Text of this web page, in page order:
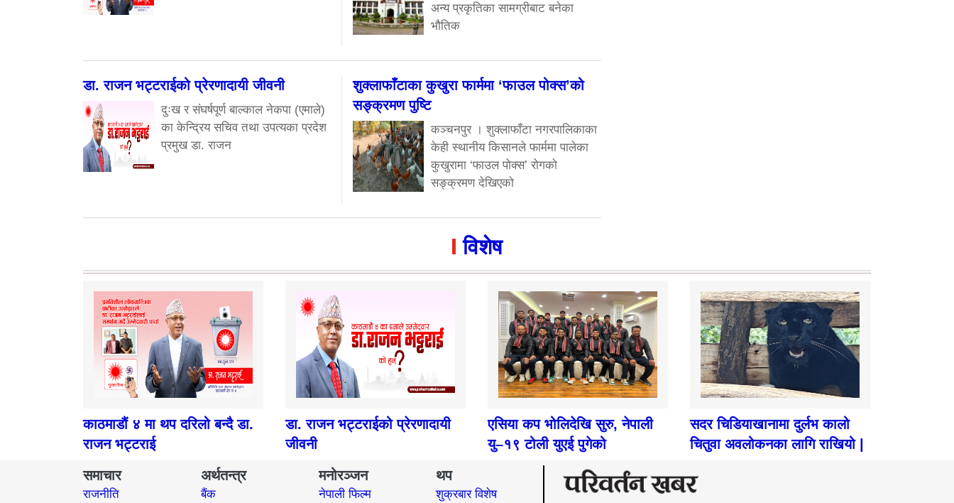
अन्य प्रकृतिका सामग्रीबाट बनेका
भौतिक
डा. राजन भट्टराईको प्रेरणादायी जीवनी
दुःख र संघर्षपूर्ण बाल्काल नेकपा (एमाले)
का केन्द्रिय सचिव तथा उपत्यका प्रदेश
प्रमुख डा. राजन
शुक्लाफाँटाका कुखुरा फार्ममा ‘फाउल पोक्स’को
सङ्क्रमण पुष्टि
कञ्चनपुर । शुक्लाफाँटा नगरपालिकाका
केही स्थानीय किसानले फार्ममा पालेका
कुखुरामा ‘फाउल पोक्स’ रोगको
सङ्क्रमण देखिएको
विशेष
काठमाडौं ४ मा थप दरिलो बन्दै डा.
राजन भट्टराई
डा. राजन भट्टराईको प्रेरणादायी
जीवनी
एसिया कप भोलिदेखि सुरु, नेपाली
यु–१९ टोली युएई पुगेको
सदर चिडियाखानामा दुर्लभ कालो
चितुवा अवलोकनका लागि राखियो |
समाचार
राजनीति
अर्थतन्त्र
बैंक
मनोरञ्जन
नेपाली फिल्म
थप
शुक्रबार विशेष